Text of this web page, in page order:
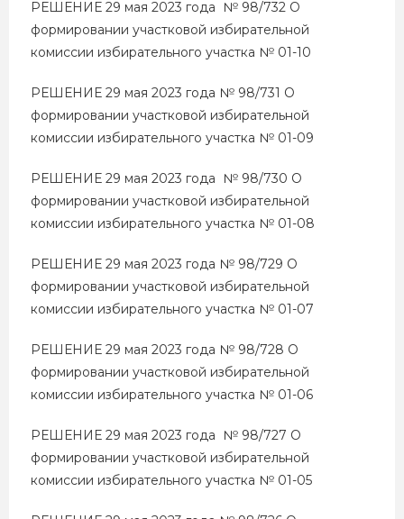
РЕШЕНИЕ 29 мая 2023 года № 98/732 О
формировании участковой избирательной
комиссии избирательного участка № 01-10
РЕШЕНИЕ 29 мая 2023 года № 98/731 О
формировании участковой избирательной
комиссии избирательного участка № 01-09
РЕШЕНИЕ 29 мая 2023 года № 98/730 О
формировании участковой избирательной
комиссии избирательного участка № 01-08
РЕШЕНИЕ 29 мая 2023 года № 98/729 О
формировании участковой избирательной
комиссии избирательного участка № 01-07
РЕШЕНИЕ 29 мая 2023 года № 98/728 О
формировании участковой избирательной
комиссии избирательного участка № 01-06
РЕШЕНИЕ 29 мая 2023 года № 98/727 О
формировании участковой избирательной
комиссии избирательного участка № 01-05